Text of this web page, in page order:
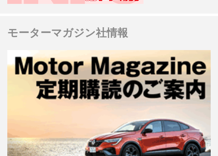
モーターマガジン社情報